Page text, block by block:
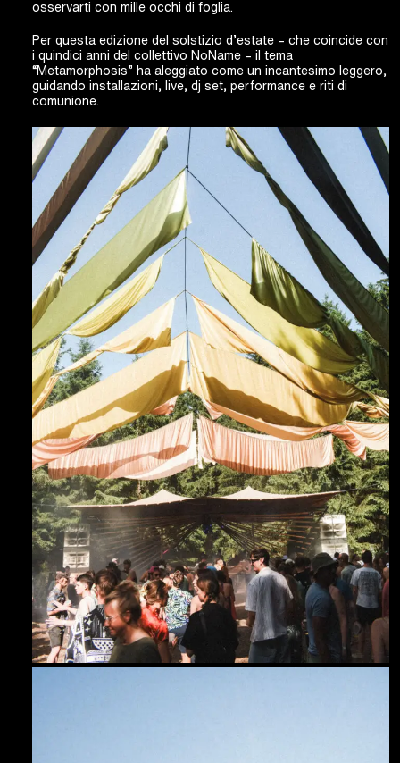
osservarti con mille occhi di foglia.
Per questa edizione del solstizio d’estate – che coincide con
i quindici anni del collettivo NoName – il tema
“Metamorphosis” ha aleggiato come un incantesimo leggero,
guidando installazioni, live, dj set, performance e riti di
comunione.